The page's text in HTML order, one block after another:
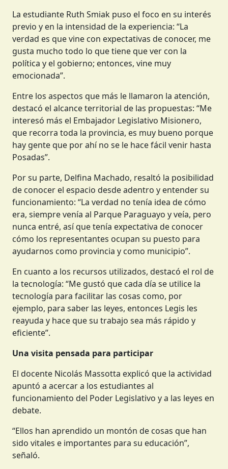
La estudiante Ruth Smiak puso el foco en su interés
previo y en la intensidad de la experiencia: “La
verdad es que vine con expectativas de conocer, me
gusta mucho todo lo que tiene que ver con la
política y el gobierno; entonces, vine muy
emocionada”.
Entre los aspectos que más le llamaron la atención,
destacó el alcance territorial de las propuestas: “Me
interesó más el Embajador Legislativo Misionero,
que recorra toda la provincia, es muy bueno porque
hay gente que por ahí no se le hace fácil venir hasta
Posadas”.
Por su parte, Delfina Machado, resaltó la posibilidad
de conocer el espacio desde adentro y entender su
funcionamiento: “La verdad no tenía idea de cómo
era, siempre venía al Parque Paraguayo y veía, pero
nunca entré, así que tenía expectativa de conocer
cómo los representantes ocupan su puesto para
ayudarnos como provincia y como municipio”.
En cuanto a los recursos utilizados, destacó el rol de
la tecnología: “Me gustó que cada día se utilice la
tecnología para facilitar las cosas como, por
ejemplo, para saber las leyes, entonces Legis les
reayuda y hace que su trabajo sea más rápido y
eficiente”.
Una visita pensada para participar
El docente Nicolás Massotta explicó que la actividad
apuntó a acercar a los estudiantes al
funcionamiento del Poder Legislativo y a las leyes en
debate.
“Ellos han aprendido un montón de cosas que han
sido vitales e importantes para su educación”,
señaló.